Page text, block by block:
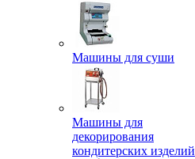
Машины для суши
Машины для
декорирования
кондитерских изделий